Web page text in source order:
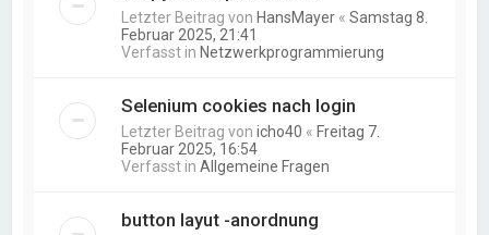
Letzter Beitrag von HansMayer «Samstag 8.
Februar 2025, 21:41
Verfasst in Netzwerkprogrammierung
Selenium cookies nach login
Letzter Beitrag vonicho40 « Freitag 7.
Februar 2025, 16:54
Verfasst inAllgemeine Fragen
button layut -anordnung